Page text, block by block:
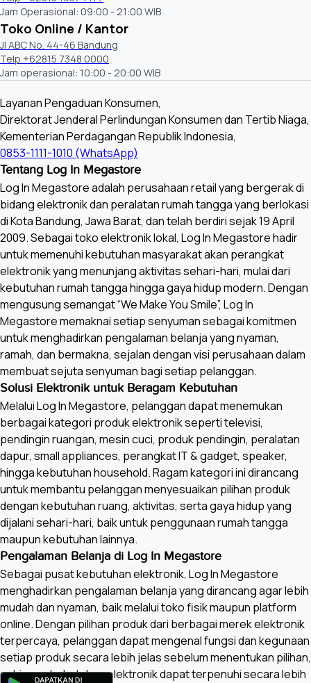
Jam Operasional: 09:00 - 21:00 WIB
Toko Online / Kantor
Jl ABC No. 44-46 Bandung
Telp +62815 7348 0000
Jam operasional: 10:00 - 20:00 WIB
Layanan Pengaduan Konsumen,
Direktorat Jenderal Perlindungan Konsumen dan Tertib Niaga,
Kementerian Perdagangan Republik Indonesia,
0853-1111-1010 (WhatsApp)
Tentang Log In Megastore
Log In Megastore adalah perusahaan retail yang bergerak di
bidang elektronik dan peralatan rumah tangga yang berlokasi
di Kota Bandung, Jawa Barat, dan telah berdiri sejak 19 April
2009. Sebagai toko elektronik lokal, Log In Megastore hadir
untuk memenuhi kebutuhan masyarakat akan perangkat
elektronik yang menunjang aktivitas sehari-hari, mulai dari
kebutuhan rumah tangga hingga gaya hidup modern. Dengan
mengusung semangat “We Make You Smile”, Log In
Megastore memaknai setiap senyuman sebagai komitmen
untuk menghadirkan pengalaman belanja yang nyaman,
ramah, dan bermakna, sejalan dengan visi perusahaan dalam
membuat sejuta senyuman bagi setiap pelanggan.
Solusi Elektronik untuk Beragam Kebutuhan
Melalui Log In Megastore, pelanggan dapat menemukan
berbagai kategori produk elektronik seperti televisi,
pendingin ruangan, mesin cuci, produk pendingin, peralatan
dapur, small appliances, perangkat IT & gadget, speaker,
hingga kebutuhan household. Ragam kategori ini dirancang
untuk membantu pelanggan menyesuaikan pilihan produk
dengan kebutuhan ruang, aktivitas, serta gaya hidup yang
dijalani sehari-hari, baik untuk penggunaan rumah tangga
maupun kebutuhan lainnya.
Pengalaman Belanja di Log In Megastore
Sebagai pusat kebutuhan elektronik, Log In Megastore
menghadirkan pengalaman belanja yang dirancang agar lebih
mudah dan nyaman, baik melalui toko fisik maupun platform
online. Dengan pilihan produk dari berbagai merek elektronik
terpercaya, pelanggan dapat mengenal fungsi dan kegunaan
setiap produk secara lebih jelas sebelum menentukan pilihan,
sehingga kebutuhan elektronik dapat terpenuhi secara lebih